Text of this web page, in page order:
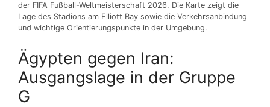
der FIFA Fußball-Weltmeisterschaft 2026. Die Karte zeigt die
Lage des Stadions am Elliott Bay sowie die Verkehrsanbindung
und wichtige Orientierungspunkte in der Umgebung.
Ägypten gegen Iran:
Ausgangslage in der Gruppe
G